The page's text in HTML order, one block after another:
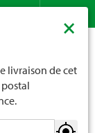
×
livraison de cet
pour les